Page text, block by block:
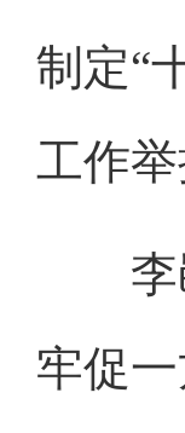
制定“
工作
李邑
牢促